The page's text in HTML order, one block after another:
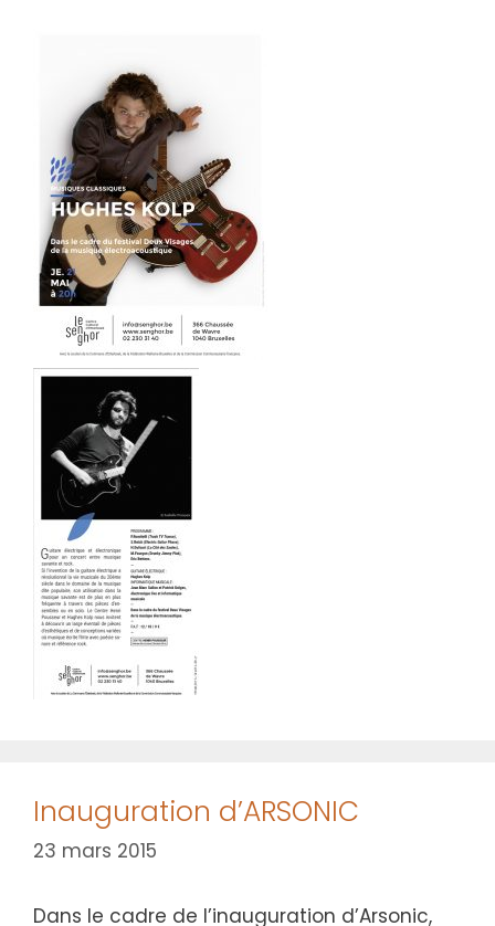
Inauguration d’ARSONIC
23 mars 2015
Dans le cadre de l’inauguration d’Arsonic,